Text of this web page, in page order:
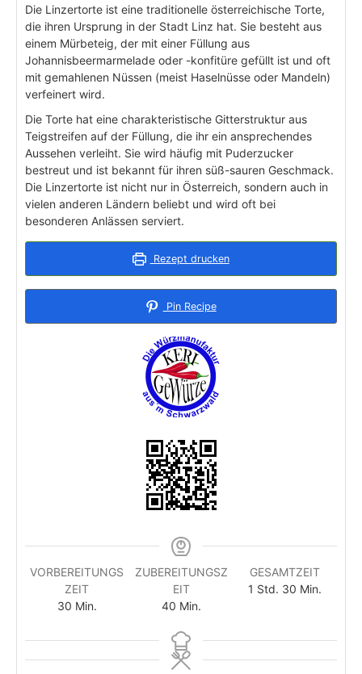
Die Linzertorte ist eine traditionelle österreichische Torte,
die ihren Ursprung in der Stadt Linz hat. Sie besteht aus
einem Mürbeteig, der mit einer Füllung aus
Johannisbeermarmelade oder -konfitüre gefüllt ist und oft
mit gemahlenen Nüssen (meist Haselnüsse oder Mandeln)
verfeinert wird.
Die Torte hat eine charakteristische Gitterstruktur aus
Teigstreifen auf der Füllung, die ihr ein ansprechendes
Aussehen verleiht. Sie wird häufig mit Puderzucker
bestreut und ist bekannt für ihren süß-sauren Geschmack.
Die Linzertorte ist nicht nur in Österreich, sondern auch in
vielen anderen Ländern beliebt und wird oft bei
besonderen Anlässen serviert.
Rezept drucken
Pin Recipe
VORBEREITUNGS
ZEIT
30Minuten
Min.
ZUBEREITUNGSZ
EIT
40Minuten
Min.
GESAMTZEIT
1 Stunde
Std. 30 Minuten
Min.